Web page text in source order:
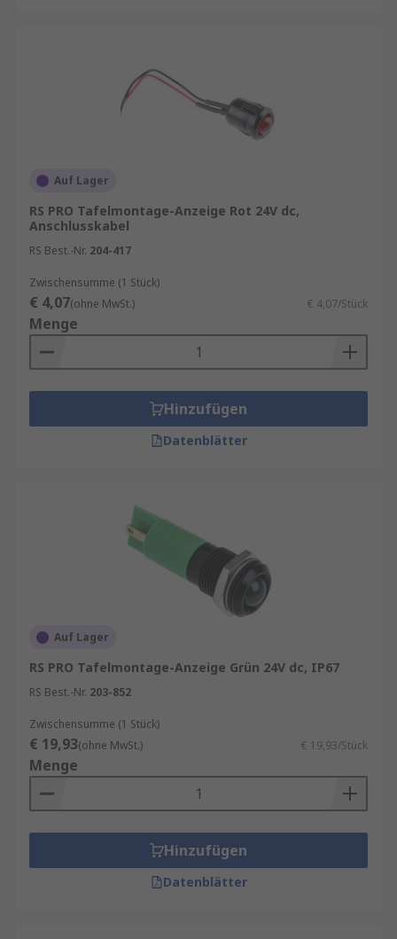
Auf Lager
RS PRO Tafelmontage-Anzeige Rot 24V dc,
Anschlusskabel
RS Best.-Nr. 204-417
Zwischensumme (1 Stück)
€ 4,07(ohne MwSt.) € 4,07/Stück
Menge
Hinzufügen
Datenblätter
Auf Lager
RS PRO Tafelmontage-Anzeige Grün 24V dc, IP67
RS Best.-Nr. 203-852
Zwischensumme (1 Stück)
€ 19,93(ohne MwSt.) € 19,93/Stück
Menge
Hinzufügen
Datenblätter